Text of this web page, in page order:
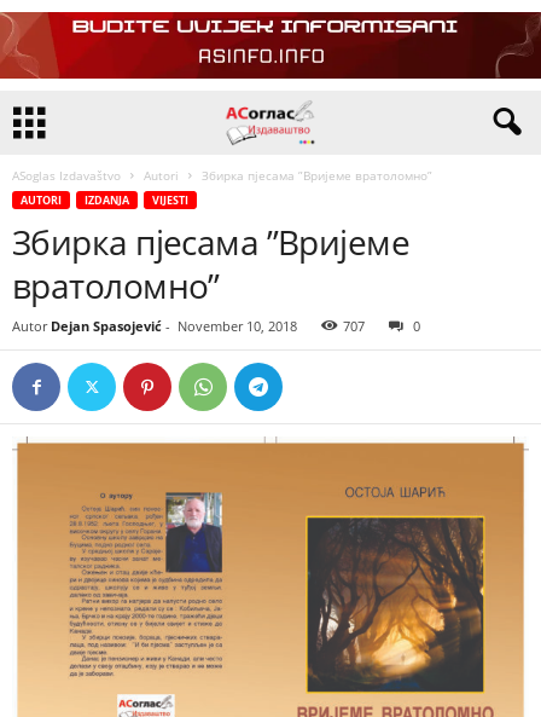
ASoglas Izdavaštvo Autori Збирка пјесама ”Вријеме вратоломно”
AUTORI IZDANJA VIJESTI
Збирка пјесама ”Вријеме
вратоломно”
Autor Dejan Spasojević - November 10, 2018 707 0